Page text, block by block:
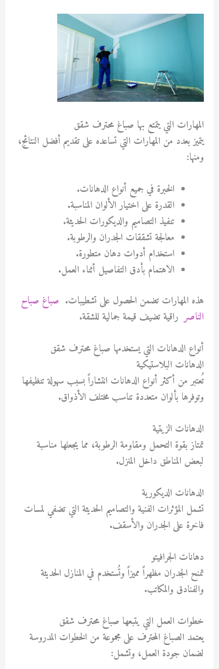
المهارات التي يتمتع بها صباغ محترف شقق
يتميز بعدد من المهارات التي تساعده على تقديم أفضل النتائج،
ومنها:
الخبرة في جميع أنواع الدهانات.
القدرة على اختيار الألوان المناسبة.
تنفيذ التصاميم والديكورات الحديثة.
معالجة تشققات الجدران والرطوبة.
استخدام أدوات دهان متطورة.
الاهتمام بأدق التفاصيل أثناء العمل.
هذه المهارات تضمن الحصول على تشطيبات. صباغ صباح
الناصر راقية تضيف قيمة جمالية للشقة.
أنواع الدهانات التي يستخدمها صباغ محترف شقق
الدهانات البلاستيكية
تُعتبر من أكثر أنواع الدهانات انتشاراً بسبب سهولة تنظيفها
وتوفرها بألوان متعددة تناسب مختلف الأذواق.
الدهانات الزيتية
تمتاز بقوة التحمل ومقاومة الرطوبة، مما يجعلها مناسبة
لبعض المناطق داخل المنزل.
الدهانات الديكورية
تشمل المؤثرات الفنية والتصاميم الحديثة التي تضفي لمسات
فاخرة على الجدران والأسقف.
دهانات الجرافيتو
تمنح الجدران مظهراً مميزاً وتُستخدم في المنازل الحديثة
والفنادق والمكاتب.
خطوات العمل التي يتبعها صباغ محترف شقق
يعتمد الصباغ المحترف على مجموعة من الخطوات المدروسة
لضمان جودة العمل، وتشمل: